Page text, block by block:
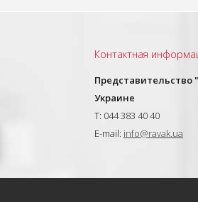
Контактная
Представительство
Украине
T: 044 383 40 40
E-mail: info@ravak.ua